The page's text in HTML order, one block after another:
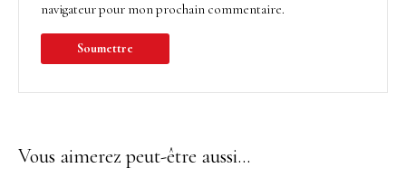
navigateur pour mon prochain commentaire.
Vous aimerez peut-être aussi…